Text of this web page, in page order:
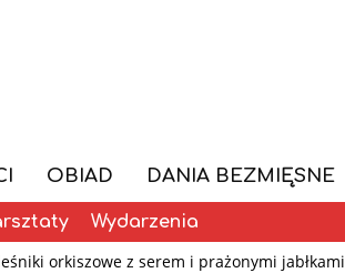
OBIAD DANIA BEZMIĘSNE
Wydarzenia
orkiszowe z serem i prażonymi jabłkami